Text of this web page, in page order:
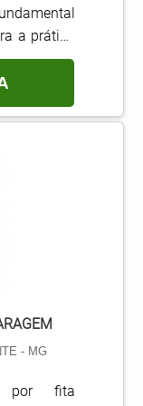
a
de forma
trazer o
a prática
normas e
da grama
utilizar
esporte,
a grama
oferece
- MG
por fita